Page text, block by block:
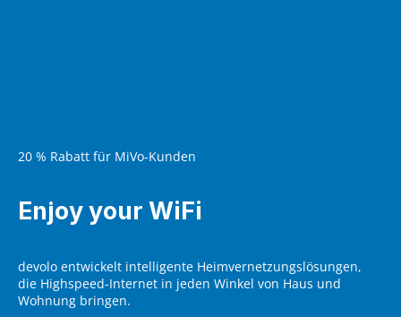
20 % Rabatt für MiVo-Kunden
Enjoy your WiFi
devolo entwickelt intelligente Heimvernetzungslösungen,
die Highspeed-Internet in jeden Winkel von Haus und
Wohnung bringen.